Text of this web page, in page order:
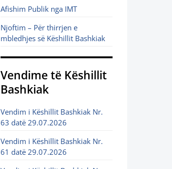
Afishim Publik nga IMT
Njoftim – Për thirrjen e
mbledhjes së Këshillit Bashkiak
Vendime të Këshillit
Bashkiak
Vendim i Këshillit Bashkiak Nr.
63 datë 29.07.2026
Vendim i Këshillit Bashkiak Nr.
61 datë 29.07.2026